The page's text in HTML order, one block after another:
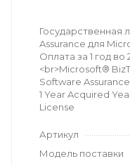
Государственная
Assurance для
Оплата за 1 год во
<br>Microsoft®
Software
1 Year Acquired
License
Артикул
Модель поставки